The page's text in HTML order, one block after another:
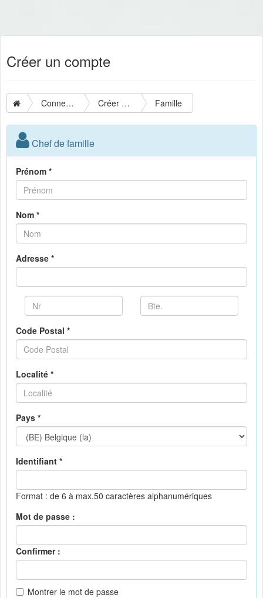
Créer un compte
Connexion Créer un compte Famille
Chef de famille
Prénom *
Nom *
Adresse *
Code Postal *
Localité *
Pays *
Identifiant *
Format : de 6 à max.50 caractères alphanumériques
Mot de passe :
Confirmer :
Montrer le mot de passe